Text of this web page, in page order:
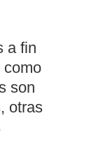
a fin
como
son
otras